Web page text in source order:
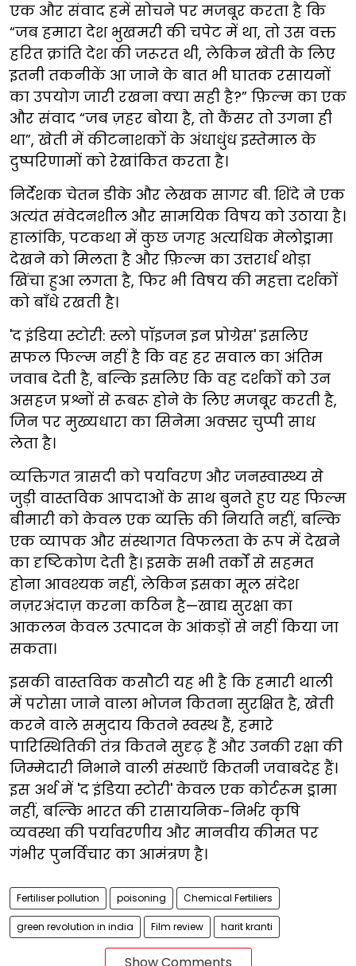
एक और संवाद हमें सोचने पर मजबूर करता है कि
“जब हमारा देश भुखमरी की चपेट में था, तो उस वक्त
हरित क्रांति देश की जरूरत थी, लेकिन खेती के लिए
इतनी तकनीकें आ जाने के बात भी घातक रसायनों
का उपयोग जारी रखना क्या सही है?” फ़िल्म का एक
और संवाद “जब ज़हर बोया है, तो कैंसर तो उगना ही
था”, खेती में कीटनाशकों के अंधाधुंध इस्तेमाल के
दुष्परिणामों को रेखांकित करता है।
निर्देशक चेतन डीके और लेखक सागर बी. शिंदे ने एक
अत्यंत संवेदनशील और सामयिक विषय को उठाया है।
हालांकि, पटकथा में कुछ जगह अत्यधिक मेलोड्रामा
देखने को मिलता है और फ़िल्म का उत्तरार्ध थोड़ा
खिंचा हुआ लगता है, फिर भी विषय की महत्ता दर्शकों
को बाँधे रखती है।
'द इंडिया स्टोरी: स्लो पॉइजन इन प्रोग्रेस' इसलिए
सफल फिल्म नहीं है कि वह हर सवाल का अंतिम
जवाब देती है, बल्कि इसलिए कि वह दर्शकों को उन
असहज प्रश्नों से रूबरू होने के लिए मजबूर करती है,
जिन पर मुख्यधारा का सिनेमा अक्सर चुप्पी साध
लेता है।
व्यक्तिगत त्रासदी को पर्यावरण और जनस्वास्थ्य से
जुड़ी वास्तविक आपदाओं के साथ बुनते हुए यह फिल्म
बीमारी को केवल एक व्यक्ति की नियति नहीं, बल्कि
एक व्यापक और संस्थागत विफलता के रूप में देखने
का दृष्टिकोण देती है। इसके सभी तर्कों से सहमत
होना आवश्यक नहीं, लेकिन इसका मूल संदेश
नज़रअंदाज़ करना कठिन है—खाद्य सुरक्षा का
आकलन केवल उत्पादन के आंकड़ों से नहीं किया जा
सकता।
इसकी वास्तविक कसौटी यह भी है कि हमारी थाली
में परोसा जाने वाला भोजन कितना सुरक्षित है, खेती
करने वाले समुदाय कितने स्वस्थ हैं, हमारे
पारिस्थितिकी तंत्र कितने सुदृढ़ हैं और उनकी रक्षा की
जिम्मेदारी निभाने वाली संस्थाएँ कितनी जवाबदेह हैं।
इस अर्थ में 'द इंडिया स्टोरी' केवल एक कोर्टरूम ड्रामा
नहीं, बल्कि भारत की रासायनिक-निर्भर कृषि
व्यवस्था की पर्यावरणीय और मानवीय कीमत पर
गंभीर पुनर्विचार का आमंत्रण है।
Fertiliser pollution poisoning Chemical Fertiliers
green revolution in india Film review harit kranti